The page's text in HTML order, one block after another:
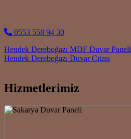
0553 558 94 30
Post navigation
Hendek Dereboğazı MDF Duvar Paneli
Hendek Dereboğazı Duvar Çıtası
Hizmetlerimiz